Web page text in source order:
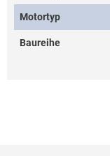
Motortyp
Baureihe